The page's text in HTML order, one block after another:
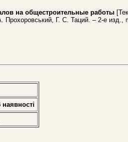
на общестроительные работы
Г. С. Таций. – 2-е изд.,
наявностi